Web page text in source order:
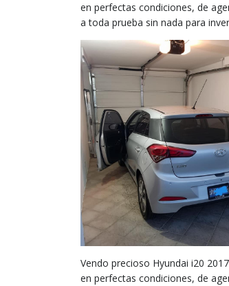
en perfectas condiciones, de
a toda prueba sin nada para
Vendo precioso Hyundai i20 2017
en perfectas condiciones, de